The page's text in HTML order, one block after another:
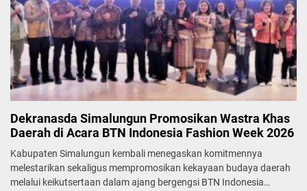
Dekranasda Simalungun Promosikan Wastra Khas
Daerah di Acara BTN Indonesia Fashion Week 2026
Kabupaten Simalungun kembali menegaskan komitmennya
melestarikan sekaligus mempromosikan kekayaan budaya daerah
melalui keikutsertaan dalam ajang bergengsi BTN Indonesia